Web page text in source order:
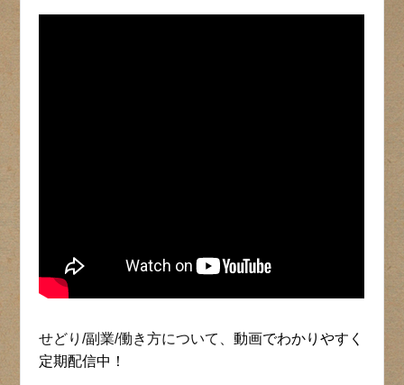
せどり/副業/働き方について、動画でわかりやすく
定期配信中！